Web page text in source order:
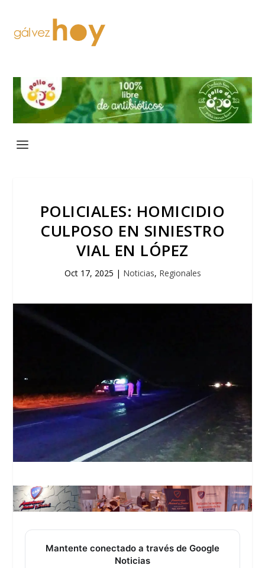
POLICIALES: HOMICIDIO
CULPOSO EN SINIESTRO
VIAL EN LÓPEZ
Oct 17, 2025 | Noticias, Regionales
Mantente conectado a través de Google
Noticias